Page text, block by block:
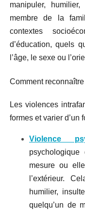
manipuler,
membre de la
contextes
d’éducation, quels
l’âge, le sexe ou
Comment
Les violences
formes et varier d’un
Violence
mesure ou
l’extérieur.
humilier,
quelqu’un de